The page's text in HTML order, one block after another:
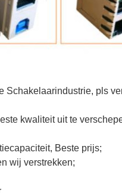
Schakelaarindustrie, pls
kwaliteit uit te
Beste prijs;
wij verstrekken;